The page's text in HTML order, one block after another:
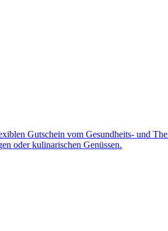
Gutschein vom Gesundheits- und
oder kulinarischen Genüssen.